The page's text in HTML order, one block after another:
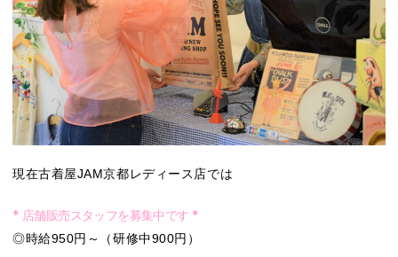
現在古着屋JAM京都レディース店では
* 店舗販売スタッフを募集中です *
◎時給950円～（研修中900円）